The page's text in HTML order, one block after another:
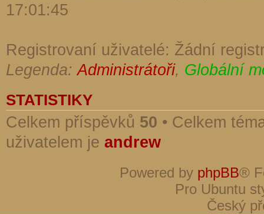
17:01:45
Registrovaní uživatelé: Žádní
Legenda:Administrátoři, Globální
STATISTIKY
Celkem příspěvků 50 • Celkem
uživatelem je andrew
Powered by phpBB®
Pro Ubuntu
Český